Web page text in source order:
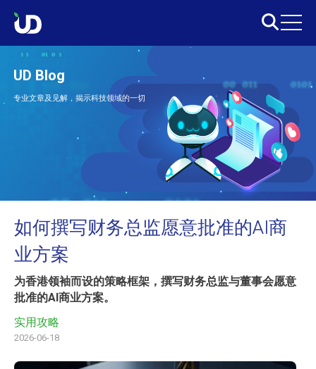
UD Blog
专业文章及见解，揭示科技领域的一切
如何撰写财务总监愿意批准的AI商
业方案
为香港领袖而设的策略框架，撰写财务总监与董事会愿意
批准的AI商业方案。
实用攻略
2026-06-18